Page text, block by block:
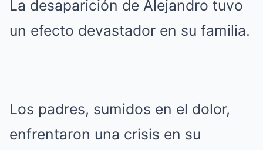
La desaparición de Alejandro tuvo
un efecto devastador en su familia.
Los padres, sumidos en el dolor,
enfrentaron una crisis en su